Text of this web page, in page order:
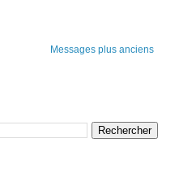
Messages plus anciens